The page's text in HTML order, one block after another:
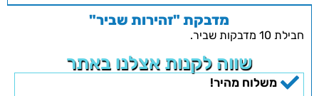
מדבקת "זהירות שביר"
חבילת 10 מדבקות שביר.
שווה לקנות אצלנו באתר
משלוח מהיר!